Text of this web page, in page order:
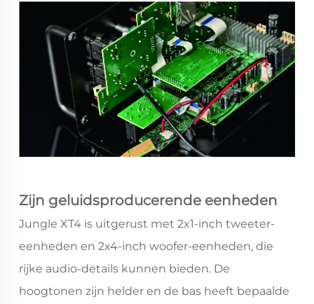
Zijn geluidsproducerende eenheden
Jungle XT4 is uitgerust met 2x1-inch tweeter-
eenheden en 2x4-inch woofer-eenheden, die
rijke audio-details kunnen bieden. De
hoogtonen zijn helder en de bas heeft bepaalde